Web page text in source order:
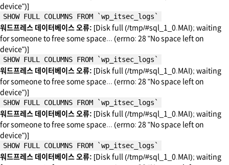
device")]
SHOW FULL COLUMNS FROM `wp_itsec_logs`
워드프레스 데이터베이스 오류: [Disk full (/tmp/#sql_1_0.MAI); waiting
for someone to free some space... (errno: 28 "No space left on
device")]
SHOW FULL COLUMNS FROM `wp_itsec_logs`
워드프레스 데이터베이스 오류: [Disk full (/tmp/#sql_1_0.MAI); waiting
for someone to free some space... (errno: 28 "No space left on
device")]
SHOW FULL COLUMNS FROM `wp_itsec_logs`
워드프레스 데이터베이스 오류: [Disk full (/tmp/#sql_1_0.MAI); waiting
for someone to free some space... (errno: 28 "No space left on
device")]
SHOW FULL COLUMNS FROM `wp_itsec_logs`
워드프레스 데이터베이스 오류: [Disk full (/tmp/#sql_1_0.MAI); waiting